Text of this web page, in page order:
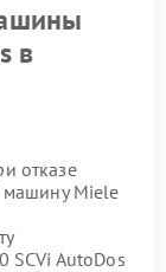
в
отказе
машину Miele
AutoDos